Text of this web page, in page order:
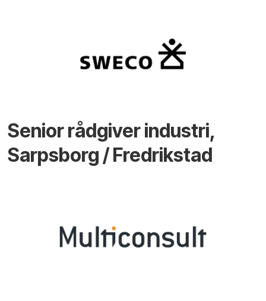
Senior rådgiver industri,
Sarpsborg / Fredrikstad